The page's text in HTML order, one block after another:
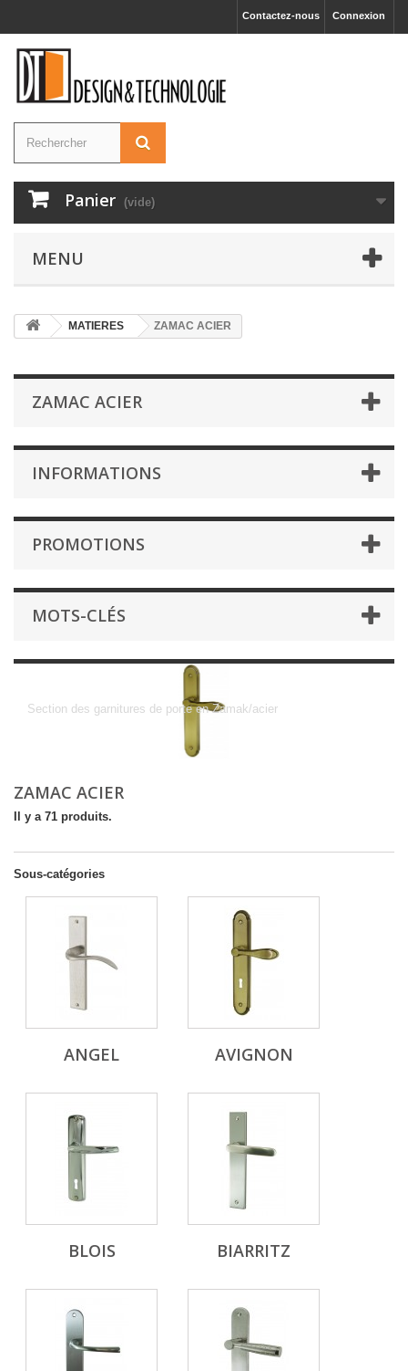
Connexion
Contactez-nous
Panier (vide)
MENU
MATIERES ZAMAC ACIER
ZAMAC ACIER
INFORMATIONS
PROMOTIONS
MOTS-CLÉS
Section des garnitures de porte en Zamak/acier
ZAMAC ACIER
Il y a 71 produits.
Sous-catégories
ANGEL AVIGNON
BLOIS BIARRITZ